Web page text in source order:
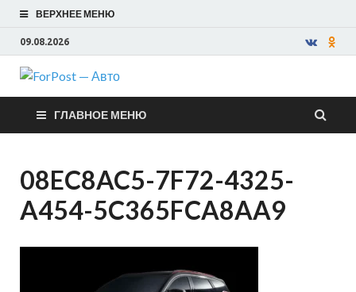
ВЕРХНЕЕ МЕНЮ
09.08.2026
ForPost —
Авто
ГЛАВНОЕ МЕНЮ
08EC8AC5-7F72-4325-
A454-5C365FCA8AA9